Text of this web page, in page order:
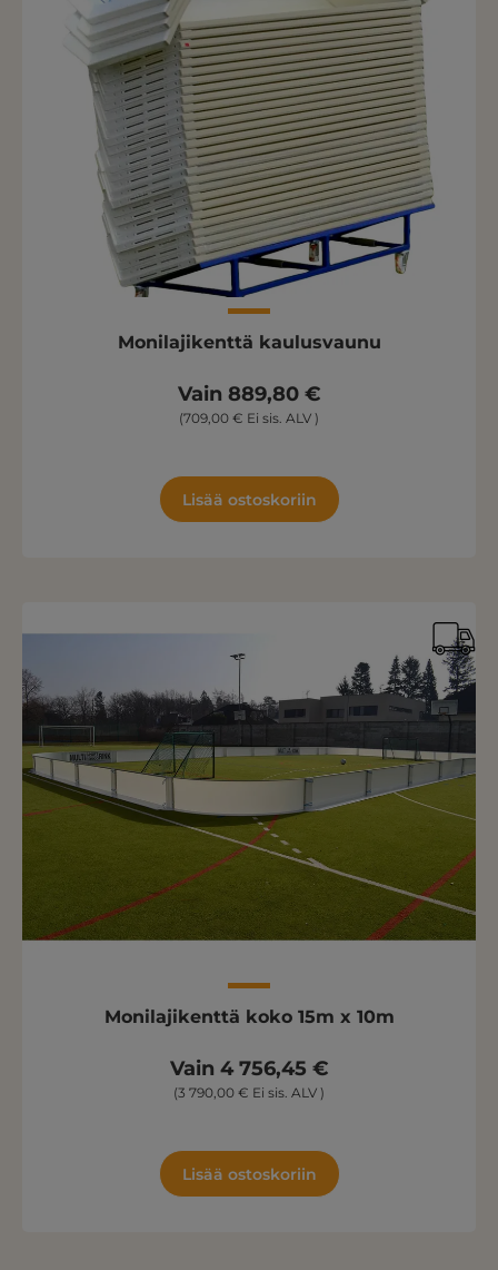
Monilajikenttä kaulusvaunu
Vain 889,80 €
(709,00 € Ei sis. ALV )
Lisää ostoskoriin
Monilajikenttä koko 15m x 10m
Vain 4 756,45 €
(3 790,00 € Ei sis. ALV )
Lisää ostoskoriin